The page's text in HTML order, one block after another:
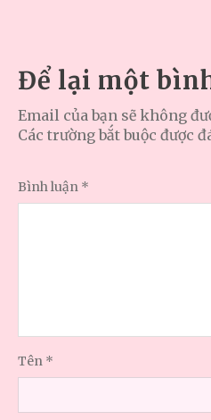
Để lại một
Email của bạn sẽ không
Các trường bắt buộc được
Bình luận *
Tên *